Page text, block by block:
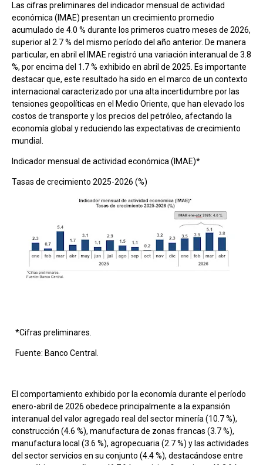
Las cifras preliminares del indicador mensual de actividad
económica (IMAE) presentan un crecimiento promedio
acumulado de 4.0 % durante los primeros cuatro meses de 2026,
superior al 2.7 % del mismo período del año anterior. De manera
particular, en abril el IMAE registró una variación interanual de 3.8
%, por encima del 1.7 % exhibido en abril de 2025. Es importante
destacar que, este resultado ha sido en el marco de un contexto
internacional caracterizado por una alta incertidumbre por las
tensiones geopolíticas en el Medio Oriente, que han elevado los
costos de transporte y los precios del petróleo, afectando la
economía global y reduciendo las expectativas de crecimiento
mundial.
Indicador mensual de actividad económica (IMAE)*
Tasas de crecimiento 2025-2026 (%)
*Cifras preliminares.
Fuente: Banco Central.
El comportamiento exhibido por la economía durante el período
enero-abril de 2026 obedece principalmente a la expansión
interanual del valor agregado real del sector minería (10.7 %),
construcción (4.6 %), manufactura de zonas francas (3.7 %),
manufactura local (3.6 %), agropecuaria (2.7 %) y las actividades
del sector servicios en su conjunto (4.4 %), destacándose entre